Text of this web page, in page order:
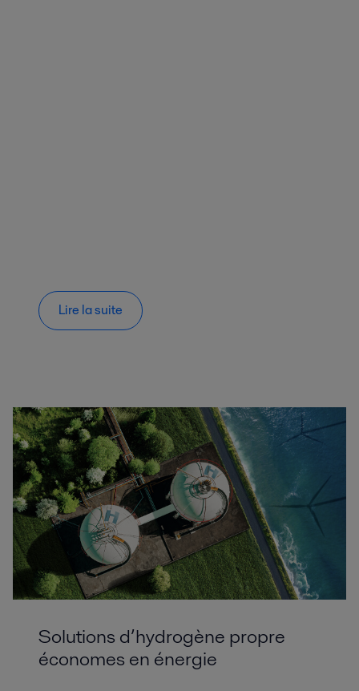
Lire la suite
Solutions d’hydrogène propre
économes en énergie